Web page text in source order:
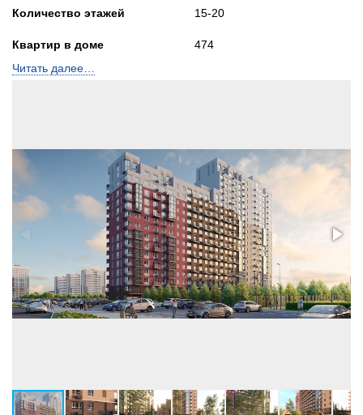
Количество этажей
Квартир в доме
количество подъездов
15-20
474
Застройщик:ООО СЗ МЕРИДИАН ВОСТОК (Меридиан)
Телефон консультанта
• ВЫБРАТЬ КВАРТИРУ
Читать далее…